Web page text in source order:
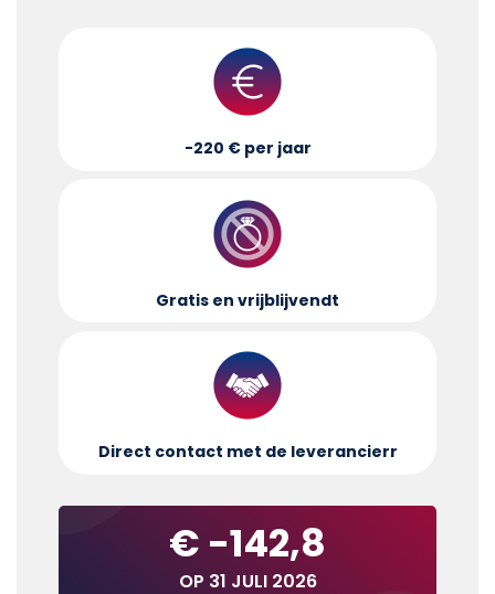
-220 € per jaar
Gratis en vrijblijvendt
Direct contact met de leverancierr
€ -142,8
OP 31 JULI 2026